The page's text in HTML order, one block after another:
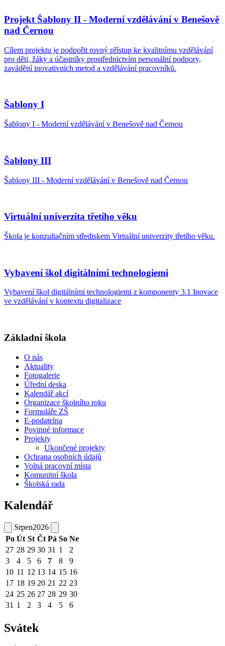
Projekt Šablony II - Moderní vzdělávání v Benešově
nad Černou
Cílem projektu je podpořit rovný přístup ke kvalitnímu vzdělávání
pro děti, žáky a účastníky prostřednictvím personální podpory,
zavádění inovativních metod a vzdělávání pracovníků.
Šablony I
Šablony I - Moderní vzdělávání v Benešově nad Černou
Šablony III
Šablony III - Moderní vzdělávání v Benešově nad Černou
Virtuální univerzita třetího věku
Škola je konzultačním střediskem Virtuální univerzity třetího věku.
Vybavení škol digitálními technologiemi
Vybavení škol digitálními technologiemi z komponenty 3.1 Inovace
ve vzdělávání v kontextu digitalizace
Základní škola
O nás
Aktuality
Fotogalerie
Úřední deska
Kalendář akcí
Organizace školního roku
Formuláře ZŠ
E-podatelna
Povinné informace
Projekty
Ukončené projekty
Ochrana osobních údajů
Volná pracovní místa
Komunitní škola
Školská rada
Kalendář
Srpen2026
Po Út St Čt Pá So Ne
27 28 29 30 31 1
2
3
4 5 6 7 8
9
10 11 12 13 14 15 16
17 18 19 20 21 22 23
24 25 26 27 28 29 30
31 1 2 3 4 5 6
Svátek